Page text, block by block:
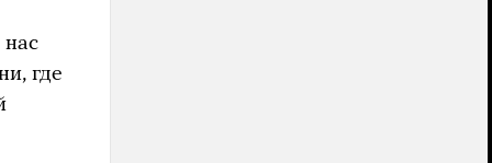
нас
где